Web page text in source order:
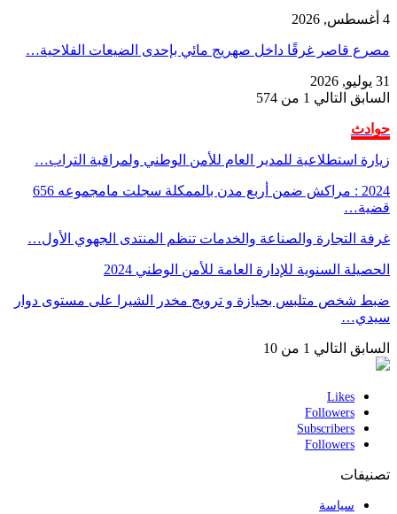
4 أغسطس, 2026
مصرع قاصر غرقًا داخل صهريج مائي بإحدى الضيعات الفلاحية…
31 يوليو, 2026
السابق التالي 1 من 574
حوادث
زيارة استطلاعية للمدير العام للأمن الوطني ولمراقبة التراب…
2024 : مراكش ضمن أربع مدن بالممكلة سجلت مامجموعه 656
قضية…
غرفة التجارة والصناعة والخدمات تنظم المنتدى الجهوي الأول…
الحصيلة السنوية للإدارة العامة للأمن الوطني 2024
ضبط شخص متلبس بحيازة و ترويج مخدر الشيرا على مستوى دوار
سيدي…
السابق التالي 1 من 10
Likes
Followers
Subscribers
Followers
تصنيفات
سياسة